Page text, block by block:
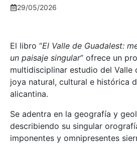
29/05/2026
El libro “El Valle de Guadalest:
un paisaje singular” ofrece un
multidisciplinar estudio del Valle
joya natural, cultural e histórica
alicantina.
Se adentra en la geografía y
describiendo su singular
imponentes y omnipresentes